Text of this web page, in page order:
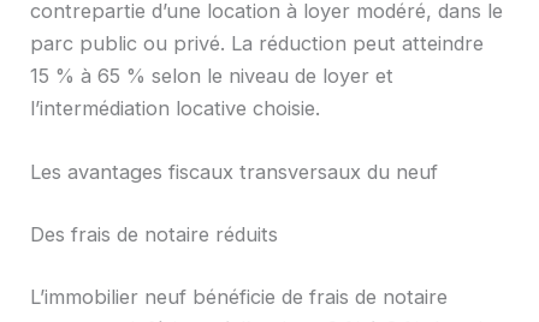
contrepartie d’une location à loyer modéré, dans le
parc public ou privé. La réduction peut atteindre
15 % à 65 % selon le niveau de loyer et
l’intermédiation locative choisie.
Les avantages fiscaux transversaux du neuf
Des frais de notaire réduits
L’immobilier neuf bénéficie de frais de notaire